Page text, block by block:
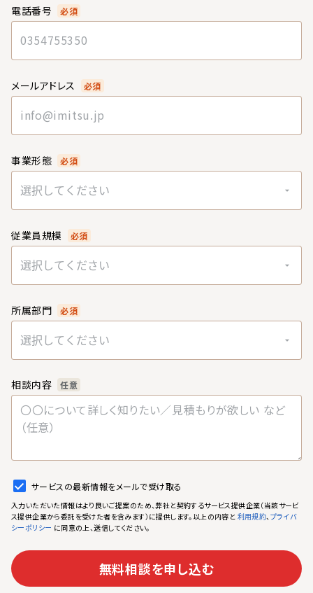
電話番号 必須
メールアドレス 必須
事業形態 必須
選択してください
従業員規模 必須
選択してください
所属部門 必須
選択してください
相談内容 任意
サービスの最新情報をメールで受け取る
入力いただいた情報はより良いご提案のため、弊社と契約するサービス提供企業（当該サービ
ス提供企業から委託を受けた者を含みます）に提供します。以上の内容と 利用規約、プライバ
シーポリシー に同意の上、送信してください。
無料相談を申し込む